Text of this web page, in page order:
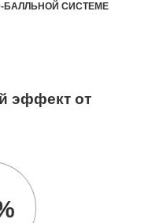
БАЛЛЬНОЙ СИСТЕМЕ
эффект от